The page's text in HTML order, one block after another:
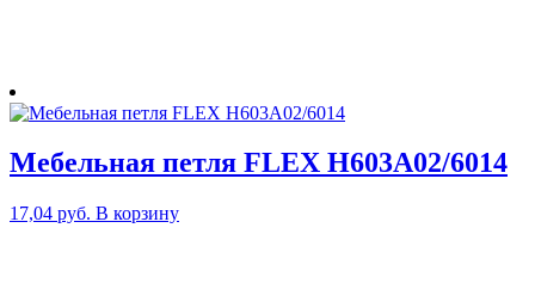
Мебельная петля FLEX H603A02/6014
17,04 руб. В корзину